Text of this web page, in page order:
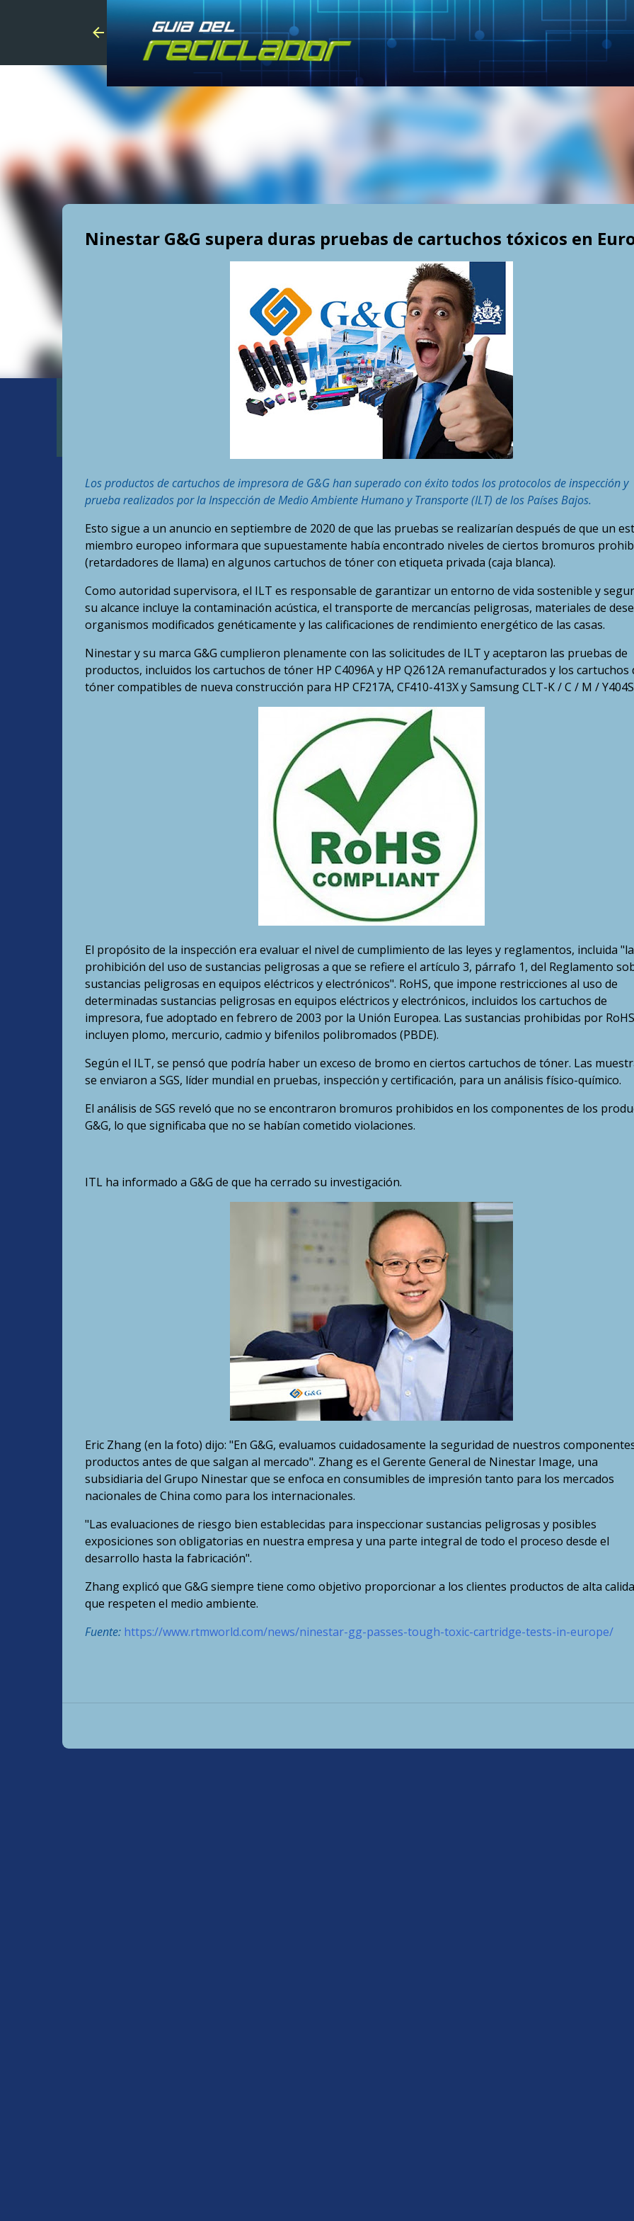
Skip to main content
Ninestar G&G supera duras pruebas de cartuchos tóxicos en
Los productos de cartuchos de impresora de G&G han superado con éxito todos los protocolos de inspección y
prueba realizados por la Inspección de Medio Ambiente Humano y Transporte (ILT) de los Países Bajos.
Esto sigue a un anuncio en septiembre de 2020 de que las pruebas se realizarían después de que un
miembro europeo informara que supuestamente había encontrado niveles de ciertos bromuros
(retardadores de llama) en algunos cartuchos de tóner con etiqueta privada (caja blanca).
Como autoridad supervisora, el ILT es responsable de garantizar un entorno de vida sostenible y
su alcance incluye la contaminación acústica, el transporte de mercancías peligrosas, materiales de
organismos modificados genéticamente y las calificaciones de rendimiento energético de las casas.
Ninestar y su marca G&G cumplieron plenamente con las solicitudes de ILT y aceptaron las pruebas de
productos, incluidos los cartuchos de tóner HP C4096A y HP Q2612A remanufacturados y los cartuchos
tóner compatibles de nueva construcción para HP CF217A, CF410-413X y Samsung CLT-K / C / M /
El propósito de la inspección era evaluar el nivel de cumplimiento de las leyes y reglamentos, incluida "la
prohibición del uso de sustancias peligrosas a que se refiere el artículo 3, párrafo 1, del Reglamento
sustancias peligrosas en equipos eléctricos y electrónicos". RoHS, que impone restricciones al uso de
determinadas sustancias peligrosas en equipos eléctricos y electrónicos, incluidos los cartuchos de
impresora, fue adoptado en febrero de 2003 por la Unión Europea. Las sustancias prohibidas por RoHS
incluyen plomo, mercurio, cadmio y bifenilos polibromados (PBDE).
Según el ILT, se pensó que podría haber un exceso de bromo en ciertos cartuchos de tóner. Las
se enviaron a SGS, líder mundial en pruebas, inspección y certificación, para un análisis físico-químico.
El análisis de SGS reveló que no se encontraron bromuros prohibidos en los componentes de los
G&G, lo que significaba que no se habían cometido violaciones.
ITL ha informado a G&G de que ha cerrado su investigación.
Eric Zhang (en la foto) dijo: "En G&G, evaluamos cuidadosamente la seguridad de nuestros
productos antes de que salgan al mercado". Zhang es el Gerente General de Ninestar Image, una
subsidiaria del Grupo Ninestar que se enfoca en consumibles de impresión tanto para los mercados
nacionales de China como para los internacionales.
"Las evaluaciones de riesgo bien establecidas para inspeccionar sustancias peligrosas y posibles
exposiciones son obligatorias en nuestra empresa y una parte integral de todo el proceso desde el
desarrollo hasta la fabricación".
Zhang explicó que G&G siempre tiene como objetivo proporcionar a los clientes productos de alta
que respeten el medio ambiente.
Fuente: https://www.rtmworld.com/news/ninestar-gg-passes-tough-toxic-cartridge-tests-in-europe/